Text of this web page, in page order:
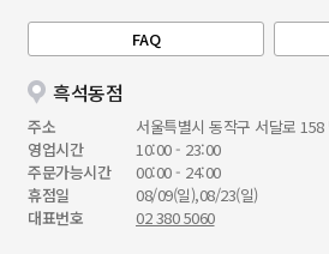
FAQ
흑석동점
주소
서울특별시 동작구 서달로
영업시간
10:00 - 23:00
주문가능시간
00:00 - 24:00
휴점일
08/09(일),08/23(일)
대표번호
02 380 5060